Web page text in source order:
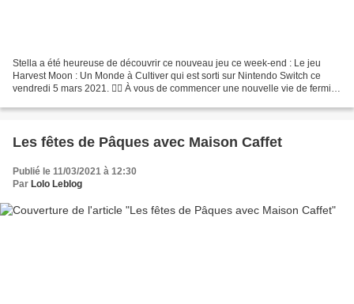
Stella a été heureuse de découvrir ce nouveau jeu ce week-end : Le jeu
Harvest Moon : Un Monde à Cultiver qui est sorti sur Nintendo Switch ce
vendredi 5 mars 2021. 👉🏻 À vous de commencer une nouvelle vie de fermier
Les fêtes de Pâques avec Maison Caffet
Publié le 11/03/2021 à 12:30
Par Lolo Leblog